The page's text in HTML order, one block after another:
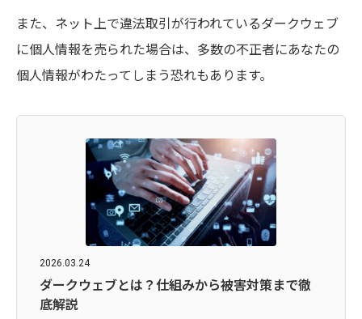
また、ネット上で違法取引が行われているダークウェブ
に個人情報を売られた場合は、多数の不正者にあなたの
個人情報がわたってしまう恐れもあります。
2026.03.24
ダークウェブとは？仕組みから被害対策まで徹
底解説